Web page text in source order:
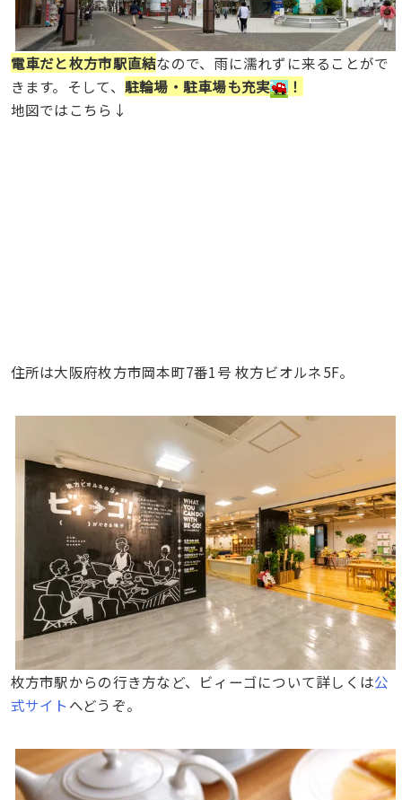
電車だと枚方市駅直結なので、雨に濡れずに来ることがで
きます。そして、 駐輪場・駐車場も充実
！
地図ではこちら↓
住所は大阪府枚方市岡本町7番1号 枚方ビオルネ5F。
枚方市駅からの行き方など、ビィーゴについて詳しくは公
式サイト へどうぞ。